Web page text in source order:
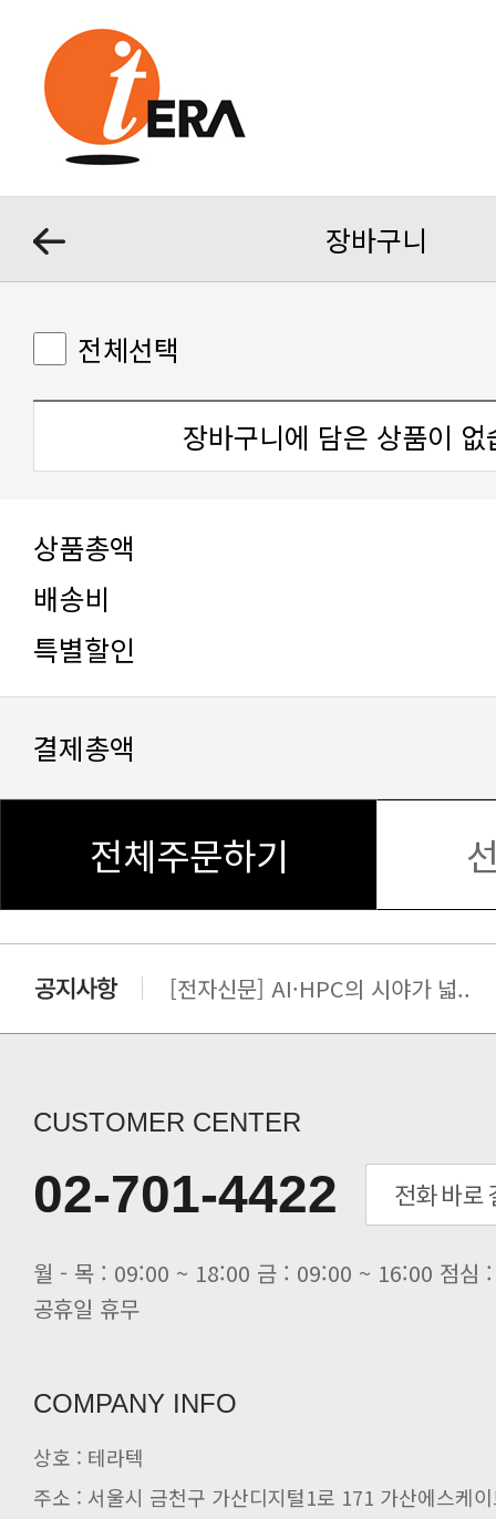
장바구니
전체선택
장바구니에 담은 상품이 없
상품총액
배송비
특별할인
결제총액
전체주문하기
[전자신문] AI·HPC의 시야가 넓..
[전자신문] “민감 데이터도 안심하
[전자신문] 테라텍과 함께 최적의
[전자신문] AI 인프라 써보고 결정..
[전자신문] 공영삼 테라텍 대표 “단..
[전자신문] 당신의 AI GPU, 지..
CUSTOMER CENTER
02-701-4422
공휴일 휴무
COMPANY INFO
상호 : 테라텍
주소 : 서울시 금천구 가산디지털1로 171 가산에스케